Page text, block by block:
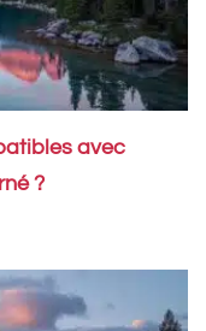
avec
?